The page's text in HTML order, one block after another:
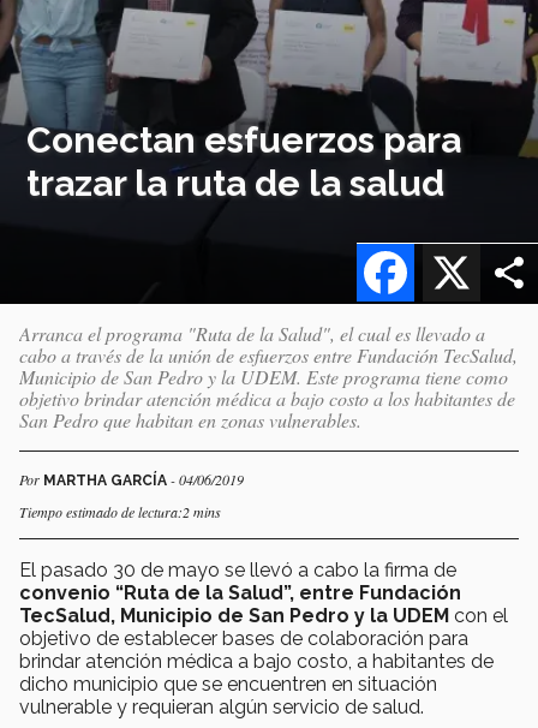
Conectan esfuerzos para
trazar la ruta de la salud
X
Facebook
Arranca el programa "Ruta de la Salud", el cual es llevado a
cabo a través de la unión de esfuerzos entre Fundación TecSalud,
Municipio de San Pedro y la UDEM. Este programa tiene como
objetivo brindar atención médica a bajo costo a los habitantes de
San Pedro que habitan en zonas vulnerables.
Por MARTHA GARCÍA - 04/06/2019
Tiempo estimado de lectura:2 mins
El pasado 30 de mayo se llevó a cabo la firma de
convenio “Ruta de la Salud”, entre Fundación
TecSalud, Municipio de San Pedro y la UDEM con el
objetivo de establecer bases de colaboración para
brindar atención médica a bajo costo, a habitantes de
dicho municipio que se encuentren en situación
vulnerable y requieran algún servicio de salud.